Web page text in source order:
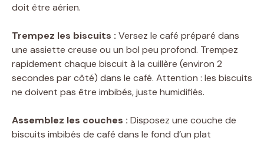
doit être aérien.
Trempez les biscuits : Versez le café préparé dans
une assiette creuse ou un bol peu profond. Trempez
rapidement chaque biscuit à la cuillère (environ 2
secondes par côté) dans le café. Attention : les biscuits
ne doivent pas être imbibés, juste humidifiés.
Assemblez les couches : Disposez une couche de
biscuits imbibés de café dans le fond d’un plat